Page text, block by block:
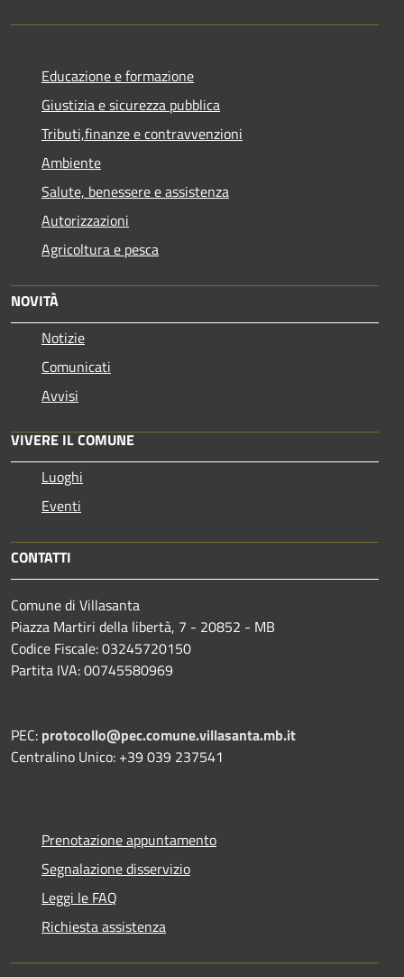
Educazione e formazione
Giustizia e sicurezza pubblica
Tributi,finanze e contravvenzioni
Ambiente
Salute, benessere e assistenza
Autorizzazioni
Agricoltura e pesca
NOVITÀ
Notizie
Comunicati
Avvisi
VIVERE IL COMUNE
Luoghi
Eventi
CONTATTI
Comune di Villasanta
Piazza Martiri della libertà, 7 - 20852 - MB
Codice Fiscale: 03245720150
Partita IVA: 00745580969
PEC: protocollo@pec.comune.villasanta.mb.it
Centralino Unico: +39 039 237541
Prenotazione appuntamento
Segnalazione disservizio
Leggi le FAQ
Richiesta assistenza